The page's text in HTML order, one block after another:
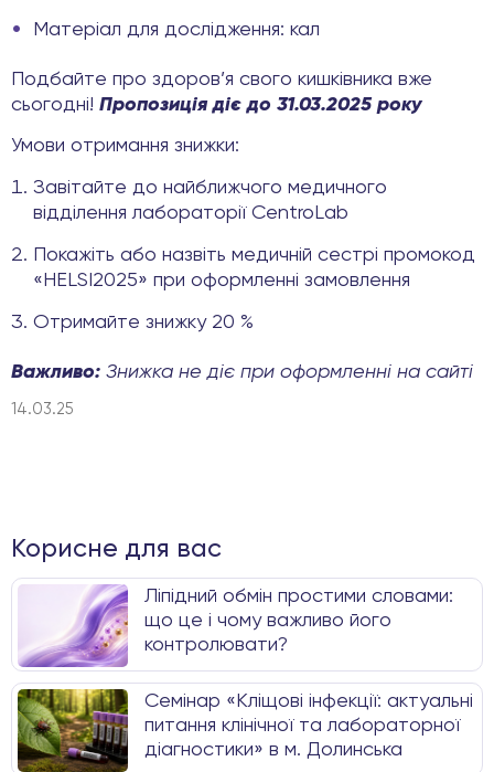
Матеріал для дослідження: кал
Подбайте про здоров’я свого кишківника вже
сьогодні! Пропозиція діє до 31.03.2025 року
Умови отримання знижки:
Завітайте до найближчого медичного
відділення лабораторії CentroLab
Покажіть або назвіть медичній сестрі промокод
«HELSI2025» при оформленні замовлення
Отримайте знижку 20 %
Важливо: Знижка не діє при оформленні на сайті
14.03.25
Корисне для вас
Ліпідний обмін простими словами:
що це і чому важливо його
контролювати?
Семінар «Кліщові інфекції: актуальні
питання клінічної та лабораторної
діагностики» в м. Долинська